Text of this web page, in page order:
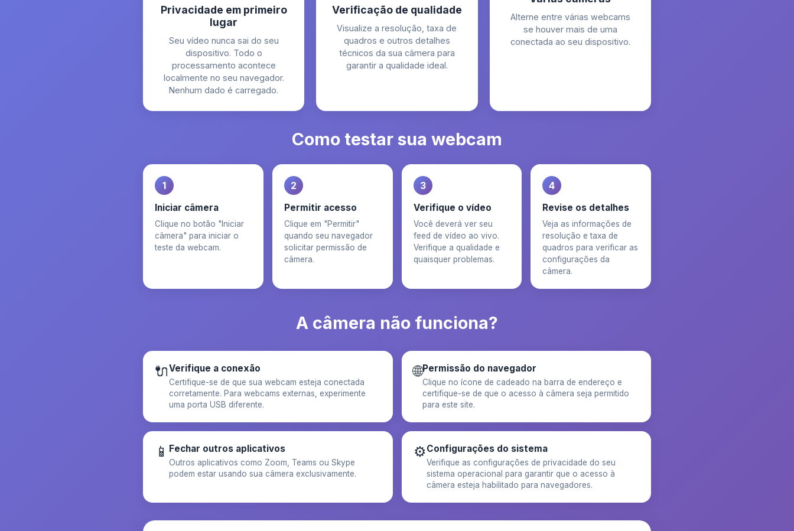
Privacidade em primeiro
lugar
Seu vídeo nunca sai do seu
dispositivo. Todo o
processamento acontece
localmente no seu navegador.
Nenhum dado é carregado.
Verificação de qualidade
Visualize a resolução, taxa de
quadros e outros detalhes
técnicos da sua câmera para
garantir a qualidade ideal.
Alterne entre várias webcams
se houver mais de uma
conectada ao seu dispositivo.
Como testar sua webcam
1
Iniciar câmera
Clique no botão "Iniciar
câmera" para iniciar o
teste da webcam.
2
Permitir acesso
Clique em "Permitir"
quando seu navegador
solicitar permissão de
câmera.
3
Verifique o vídeo
Você deverá ver seu
feed de vídeo ao vivo.
Verifique a qualidade e
quaisquer problemas.
4
Revise os detalhes
Veja as informações de
resolução e taxa de
quadros para verificar as
configurações da
câmera.
A câmera não funciona?
🔌Verifique a conexão
Certifique-se de que sua webcam esteja conectada
corretamente. Para webcams externas, experimente
uma porta USB diferente.
🌐Permissão do navegador
Clique no ícone de cadeado na barra de endereço e
certifique-se de que o acesso à câmera seja permitido
para este site.
📱 Fechar outros aplicativos
Outros aplicativos como Zoom, Teams ou Skype
podem estar usando sua câmera exclusivamente.
⚙️Configurações do sistema
Verifique as configurações de privacidade do seu
sistema operacional para garantir que o acesso à
câmera esteja habilitado para navegadores.